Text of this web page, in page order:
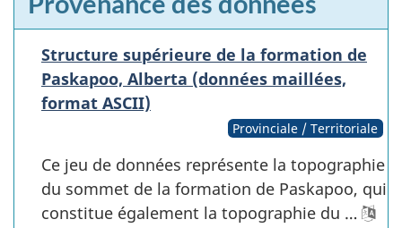
Structure supérieure de la formation de
Paskapoo, Alberta (données maillées,
format ASCII)
Provinciale / Territoriale
Ce jeu de données représente la topographie
du sommet de la formation de Paskapoo, qui
constitue également la topographie du …